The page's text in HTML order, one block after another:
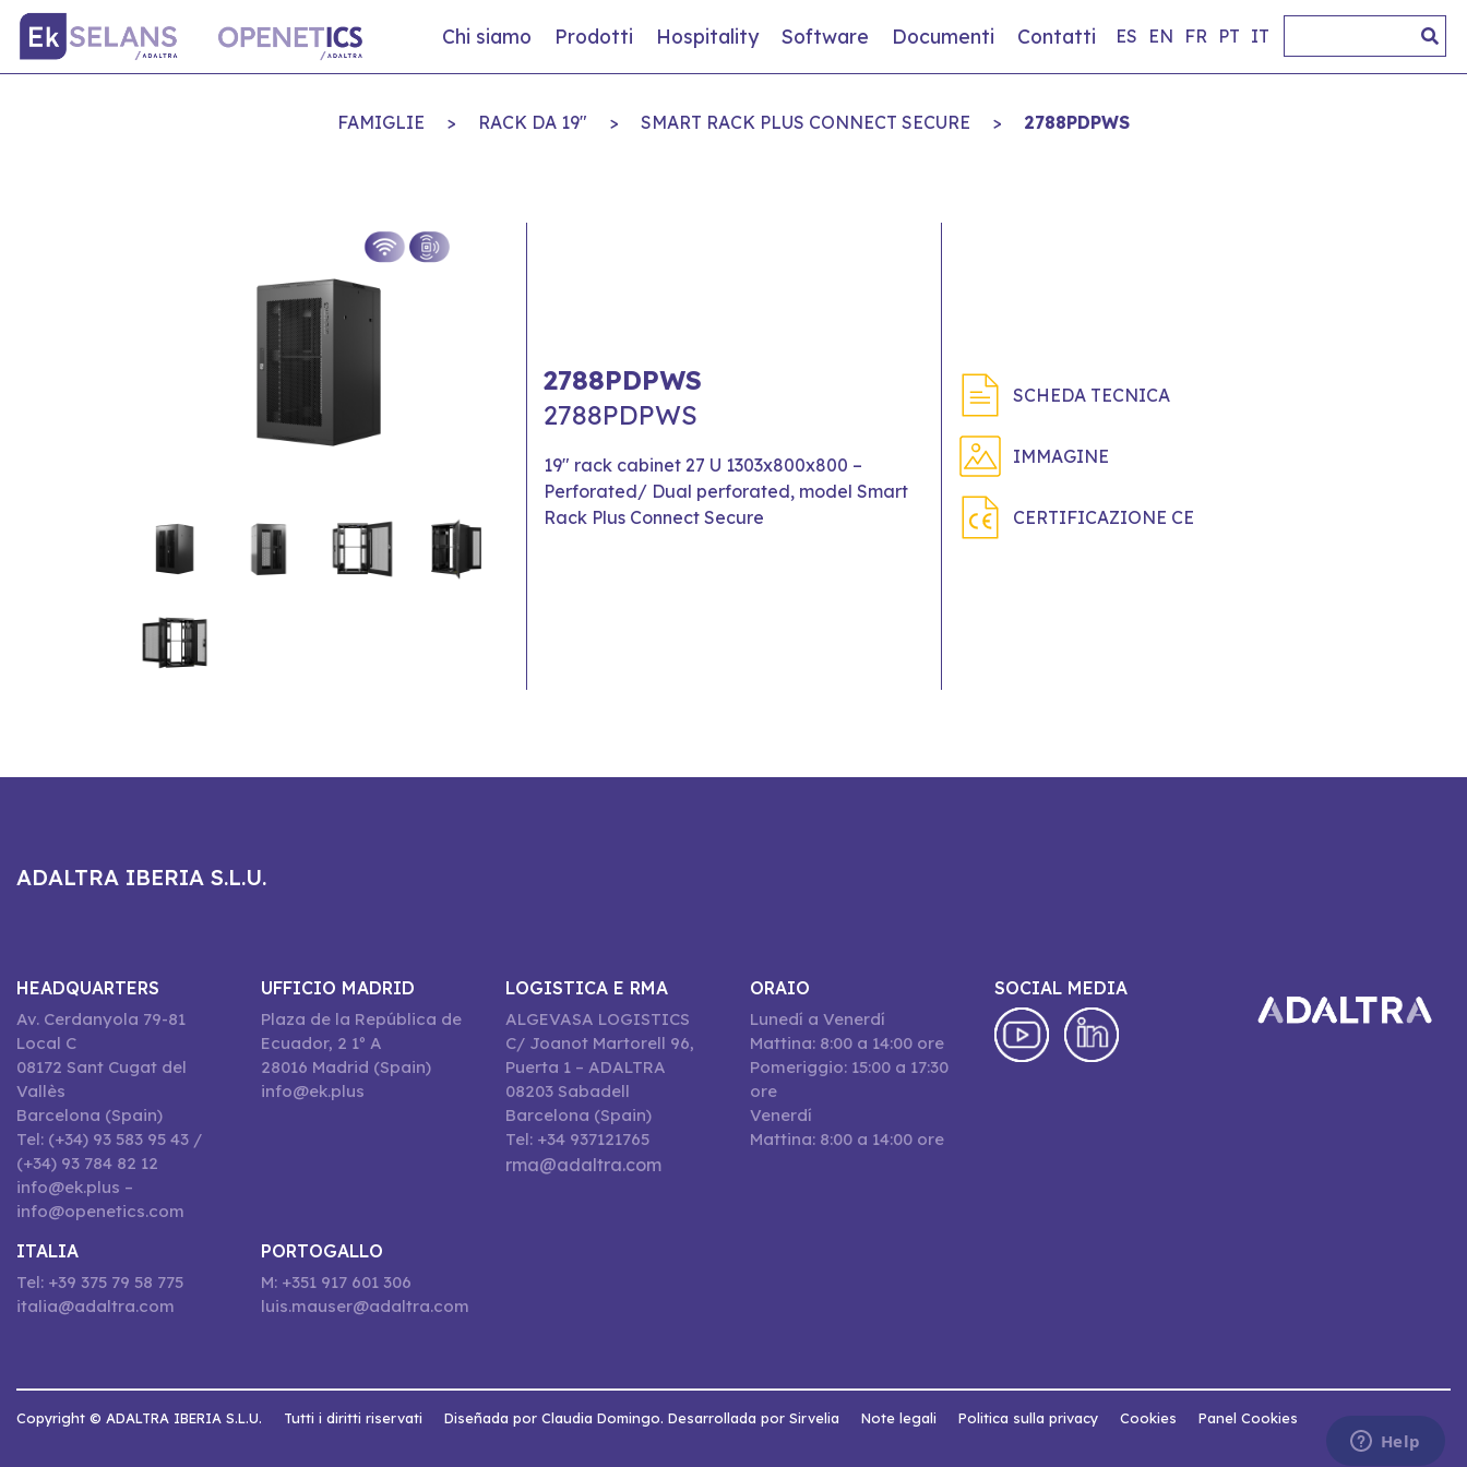
Chi siamo Prodotti Hospitality Software Documenti Contatti ES EN FR PT IT
FAMIGLIE > RACK DA 19" > SMART RACK PLUS CONNECT SECURE > 2788PDPWS
2788PDPWS
2788PDPWS
19" rack cabinet 27 U 1303x800x800 –
Perforated/ Dual perforated, model Smart
Rack Plus Connect Secure
SCHEDA TECNICA
IMMAGINE
CERTIFICAZIONE CE
ADALTRA IBERIA S.L.U.
HEADQUARTERS
Av. Cerdanyola 79-81
Local C
08172 Sant Cugat del
Vallès
Barcelona (Spain)
Tel: (+34) 93 583 95 43 /
(+34) 93 784 82 12
info@ek.plus –
info@openetics.com
UFFICIO MADRID
Plaza de la República de
Ecuador, 2 1º A
28016 Madrid (Spain)
info@ek.plus
LOGISTICA E RMA
ALGEVASA LOGISTICS
C/ Joanot Martorell 96,
Puerta 1 – ADALTRA
08203 Sabadell
Barcelona (Spain)
Tel: +34 937121765
rma@adaltra.com
ORAIO
Lunedí a Venerdí
Mattina: 8:00 a 14:00 ore
Pomeriggio: 15:00 a 17:30
ore
Venerdí
Mattina: 8:00 a 14:00 ore
SOCIAL MEDIA
ITALIA
Tel: +39 375 79 58 775
italia@adaltra.com
PORTOGALLO
M: +351 917 601 306
luis.mauser@adaltra.com
Copyright © ADALTRA IBERIA S.L.U. Tutti i diritti riservati Diseñada por Claudia Domingo. Desarrollada por Sirvelia Note legali Politica sulla privacy Cookies Panel Cookies